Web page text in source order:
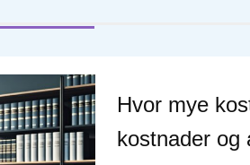
Hvor mye
kostnader og